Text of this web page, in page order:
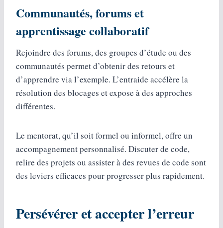
Communautés, forums et
apprentissage collaboratif
Rejoindre des forums, des groupes d’étude ou des
communautés permet d’obtenir des retours et
d’apprendre via l’exemple. L’entraide accélère la
résolution des blocages et expose à des approches
différentes.
Le mentorat, qu’il soit formel ou informel, offre un
accompagnement personnalisé. Discuter de code,
relire des projets ou assister à des revues de code sont
des leviers efficaces pour progresser plus rapidement.
Persévérer et accepter l’erreur